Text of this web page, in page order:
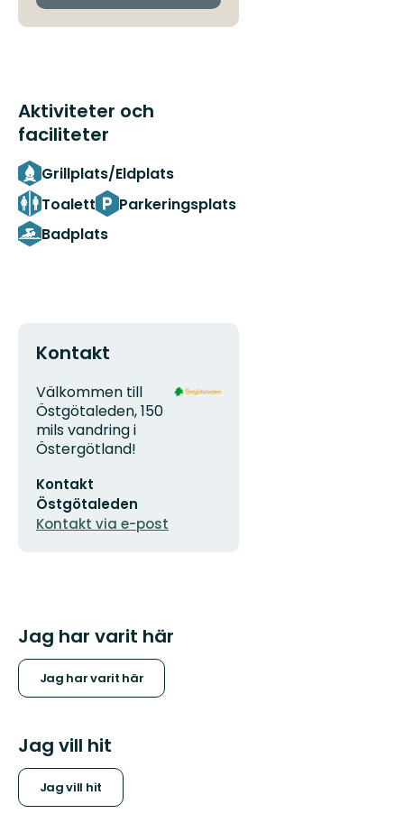
Aktiviteter och
faciliteter
Grillplats/Eldplats
Toalett
Parkeringsplats
Badplats
Kontakt
Adress
Välkommen till
Östgötaleden, 150
mils vandring i
Östergötland!
postadress
Kontakt
Östgötaleden
Kontakt via e-post
Organisationens
Jag har varit här
Jag har varit här
Jag vill hit
Jag vill hit